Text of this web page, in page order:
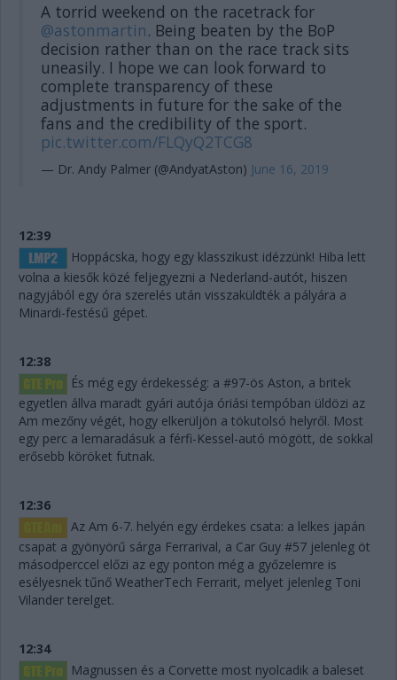
A torrid weekend on the racetrack for
@astonmartin. Being beaten by the BoP
decision rather than on the race track sits
uneasily. I hope we can look forward to
complete transparency of these
adjustments in future for the sake of the
fans and the credibility of the sport.
pic.twitter.com/FLQyQ2TCG8
— Dr. Andy Palmer (@AndyatAston) June 16, 2019
12:39
Hoppácska, hogy egy klasszikust idézzünk! Hiba lett
volna a kiesők közé feljegyezni a Nederland-autót, hiszen
nagyjából egy óra szerelés után visszaküldték a pályára a
Minardi-festésű gépet.
12:38
És még egy érdekesség: a #97-ös Aston, a britek
egyetlen állva maradt gyári autója óriási tempóban üldözi az
Am mezőny végét, hogy elkerüljön a tökutolsó helyről. Most
egy perc a lemaradásuk a férfi-Kessel-autó mögött, de sokkal
erősebb köröket futnak.
12:36
Az Am 6-7. helyén egy érdekes csata: a lelkes japán
csapat a gyönyörű sárga Ferrarival, a Car Guy #57 jelenleg öt
másodperccel előzi az egy ponton még a győzelemre is
esélyesnek tűnő WeatherTech Ferrarit, melyet jelenleg Toni
Vilander terelget.
12:34
Magnussen és a Corvette most nyolcadik a baleset